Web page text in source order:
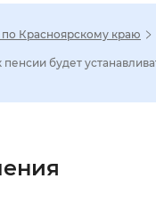
Красноярскому краю
будет